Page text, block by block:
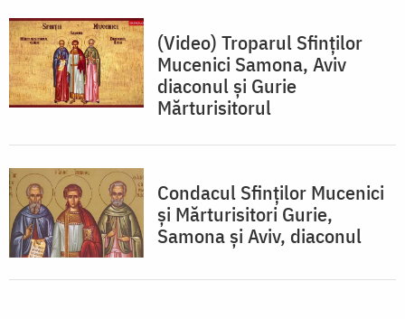
(Video) Troparul Sfinților
Mucenici Samona, Aviv
diaconul și Gurie
Mărturisitorul
Condacul Sfinţilor Mucenici
şi Mărturisitori Gurie,
Samona şi Aviv, diaconul